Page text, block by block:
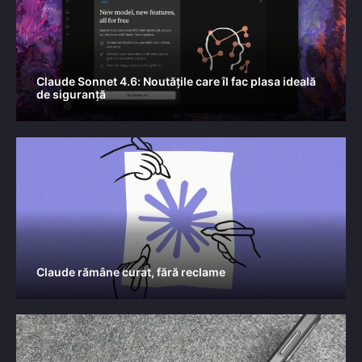
Claude Sonnet 4.6: Noutățile care îl fac plasa ideală
de siguranță
Claude rămâne curat, fără reclame